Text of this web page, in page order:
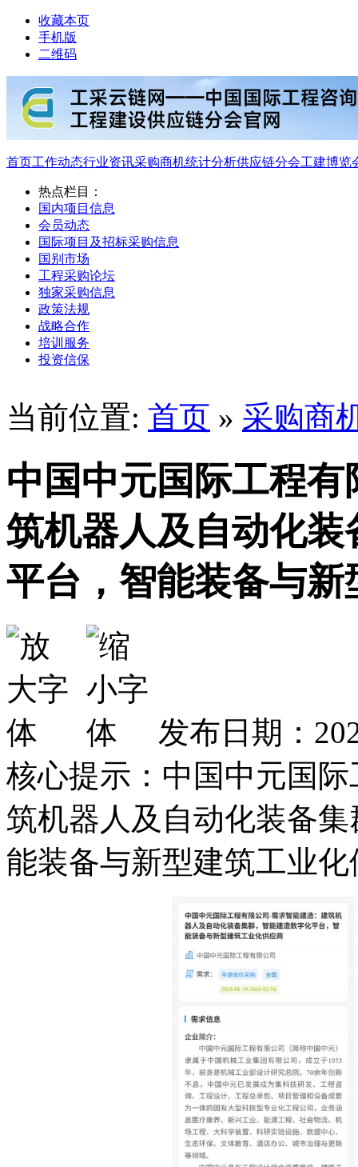
收藏本页
手机版
二维码
首页工作动态行业资讯采购商机统计分析供应链分会工建博览
热点栏目：
国内项目信息
会员动态
国际项目及招标采购信息
国别市场
工程采购论坛
独家采购信息
政策法规
战略合作
培训服务
投资信保
当前位置: 首页 » 采购商
中国中元国际工程
筑机器人及自动化
平台，智能装备与
发布日期：
核心提示：中国中元国
筑机器人及自动化装备
能装备与新型建筑工业化